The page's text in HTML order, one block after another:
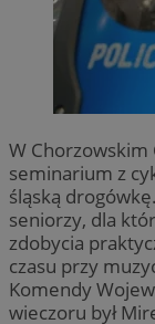
W Chorzowskim
seminarium z
śląską
seniorzy, dla
zdobycia
czasu przy
Komendy
wieczoru był